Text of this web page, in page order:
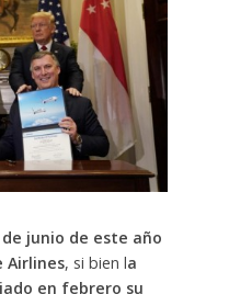
de junio de este año
Airlines, si bien la
en febrero su